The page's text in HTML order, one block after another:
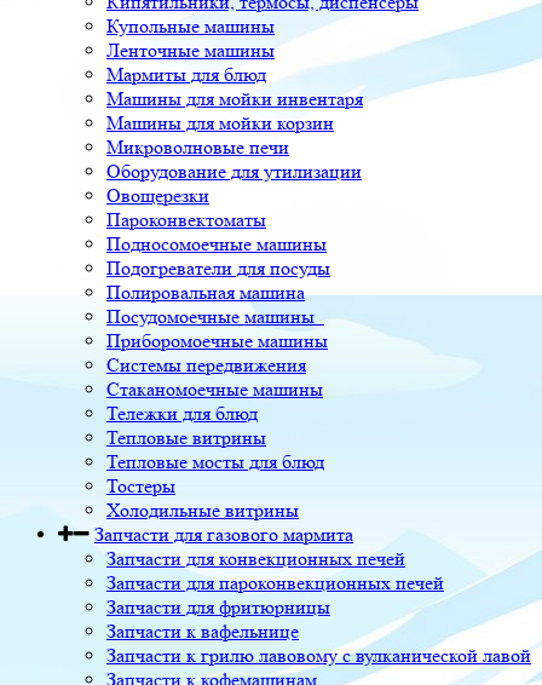
Купольные машины
Ленточные машины
Мармиты для блюд
Машины для мойки инвентаря
Машины для мойки корзин
Микроволновые печи
Оборудование для утилизации
Овощерезки
Пароконвектоматы
Подносомоечные машины
Подогреватели для посуды
Полировальная машина
Посудомоечные машины
Приборомоечные машины
Системы передвижения
Стаканомоечные машины
Тележки для блюд
Тепловые витрины
Тепловые мосты для блюд
Тостеры
Холодильные витрины
Запчасти для газового мармита
Запчасти для конвекционных печей
Запчасти для пароконвекционных печей
Запчасти для фритюрницы
Запчасти к вафельнице
Запчасти к грилю лавовому с вулканической лавой
Запчасти к кофемашинам